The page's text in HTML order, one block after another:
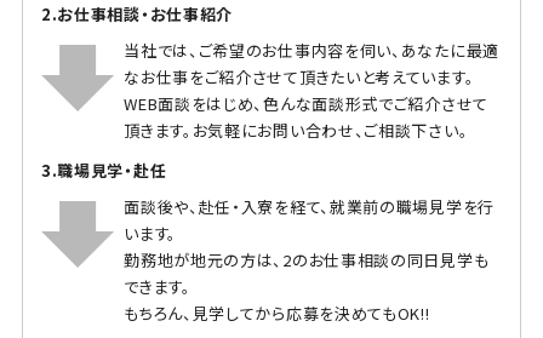
2.お仕事相談・お仕事紹介
当社では、ご希望のお仕事内容を伺い、あなたに最適
なお仕事をご紹介させて頂きたいと考えています。
WEB面談をはじめ、色んな面談形式でご紹介させて
頂きます。お気軽にお問い合わせ、ご相談下さい。
3.職場見学・赴任
面談後や、赴任・入寮を経て、就業前の職場見学を行
います。
勤務地が地元の方は、2のお仕事相談の同日見学も
できます。
もちろん、見学してから応募を決めてもOK!!